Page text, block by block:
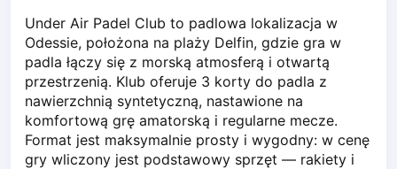
Legionowo
Lodz
Lublin
Nowy Sącz
Olsztyn
Opole
Piaseczno
Under Air Padel Club to padlowa lokalizacja w
Odessie, położona na plaży Delfin, gdzie gra w
padla łączy się z morską atmosferą i otwartą
przestrzenią. Klub oferuje 3 korty do padla z
nawierzchnią syntetyczną, nastawione na
komfortową grę amatorską i regularne mecze.
Format jest maksymalnie prosty i wygodny: w cenę
gry wliczony jest podstawowy sprzęt — rakiety i